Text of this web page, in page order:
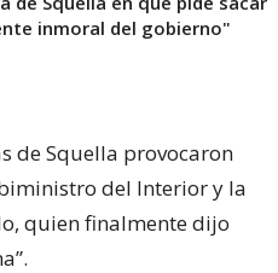
inmoral del gobierno"
de Squella provocaron
del Interior y la
quien finalmente dijo